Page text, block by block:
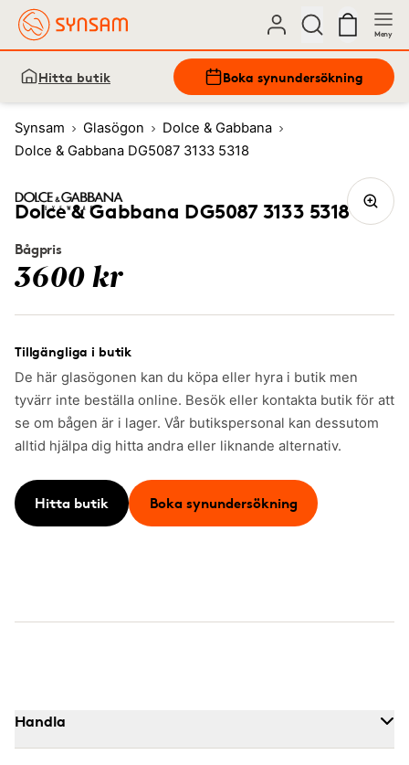
Meny
Hitta butik Boka synundersökning
Synsam Glasögon
Dolce & Gabbana
Dolce & Gabbana DG5087 3133 5318
Dolce & Gabbana DG5087 3133 5318
Bågpris
3600 kr
Tillgängliga i butik
De här glasögonen kan du köpa eller hyra i butik men
tyvärr inte beställa online. Besök eller kontakta butik för att
se om bågen är i lager. Vår butikspersonal kan dessutom
alltid hjälpa dig hitta andra eller liknande alternativ.
Hitta butik Boka synundersökning
Handla